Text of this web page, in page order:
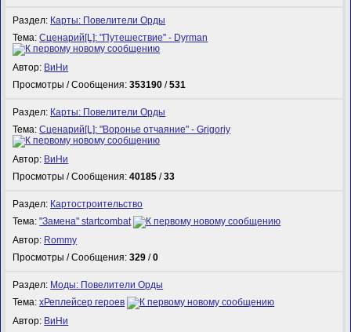
Раздел: Карты: Повелители Орды
Тема:Сценарий[L]: "Путешествие" - Dyrman
Автор: ВиНи
Просмотры / Сообщения:353190 /531
Раздел: Карты: Повелители Орды
Тема:Сценарий[L]: "Воронье отчаяние" - Grigoriy
Автор: ВиНи
Просмотры / Сообщения:40185 /33
Раздел: Картостроительство
Тема:"Замена" startcombat
Автор: Rommy
Просмотры / Сообщения:329 /0
Раздел: Моды: Повелители Орды
Тема:xРеплейсер героев
Автор: ВиНи